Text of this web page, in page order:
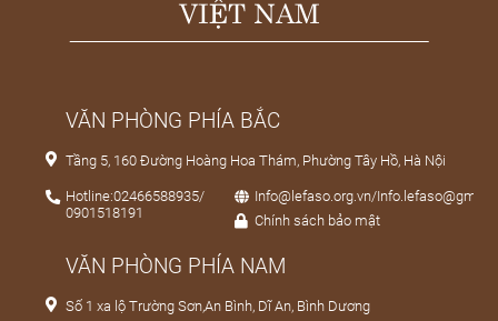
VIỆT NAM
VĂN PHÒNG PHÍA BẮC
Tầng 5, 160 Đường Hoàng Hoa Thám, Phường Tây Hồ, Hà Nội
Hotline:02466588935/
0901518191
Info@lefaso.org.vn/
Chính sách bảo mật
VĂN PHÒNG PHÍA NAM
Số 1 xa lộ Trường Sơn,An Bình, Dĩ An, Bình Dương